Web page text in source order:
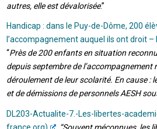
autres, elle est dévalorisée.”
Handicap : dans le Puy-de-Dôme, 200
l’accompagnement auquel ils ont droit
“Près de 200 enfants en situation
depuis septembre de l’accompagnement
déroulement de leur scolarité. En cause :
et de démissions de personnels AESH
DL203-Actualite-7.-Les-libertes-